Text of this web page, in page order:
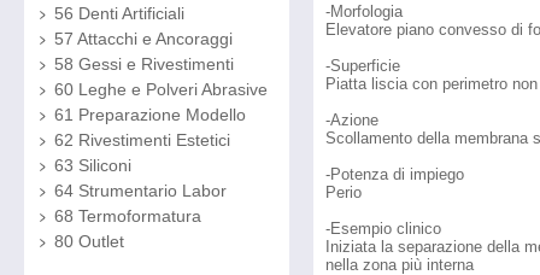
56 Denti Artificiali
57 Attacchi e Ancoraggi
58 Gessi e Rivestimenti
60 Leghe e Polveri Abrasive
61 Preparazione Modello
62 Rivestimenti Estetici
63 Siliconi
64 Strumentario Labor
68 Termoformatura
80 Outlet
-Morfologia
Elevatore piano convesso di
-Superficie
Piatta liscia con perimetro
-Azione
Scollamento della membrana
-Potenza di impiego
Perio
-Esempio clinico
Iniziata la separazione della
nella zona più interna